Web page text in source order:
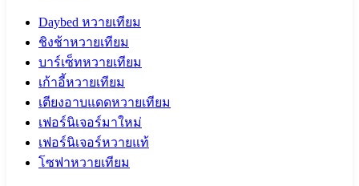
Daybed หวายเทียม
ชิงช้าหวายเทียม
บาร์เซ็ทหวายเทียม
เก้าอี้หวายเทียม
เตียงอาบแดดหวายเทียม
เฟอร์นิเจอร์มาใหม่
เฟอร์นิเจอร์หวายแท้
โซฟาหวายเทียม